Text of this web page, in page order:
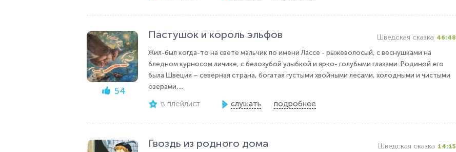
54
Пастушок и король эльфов Шведская сказка 46:48
Жил-был когда-то на свете мальчик по имени Лассе - рыжеволосый, с веснушками на
бледном курносом личике, с белозубой улыбкой и ярко- голубыми глазами. Родиной его
была Швеция – северная страна, богатая густыми хвойными лесами, холодными и чистыми
озерами,...
в плейлист слушать подробнее
Гвоздь из родного дома Шведская сказка 14:15